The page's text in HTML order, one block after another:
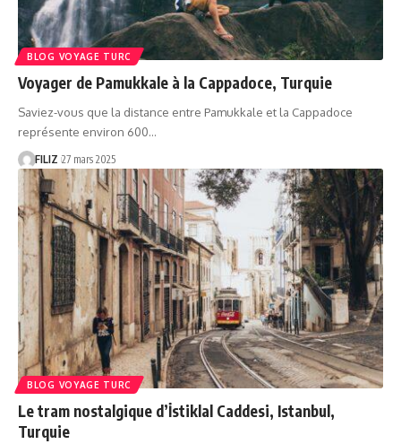
BLOG VOYAGE TURC
Voyager de Pamukkale à la Cappadoce, Turquie
Saviez-vous que la distance entre Pamukkale et la Cappadoce
représente environ 600…
FILIZ 27 mars 2025
BLOG VOYAGE TURC
Le tram nostalgique d’İstiklal Caddesi, Istanbul,
Turquie